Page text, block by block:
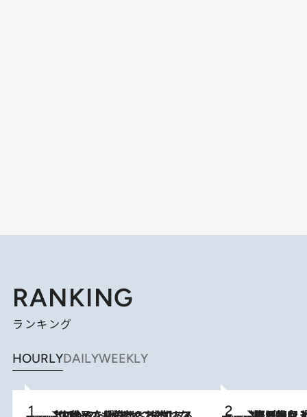
RANKING
ランキング
HOURLYDAILYWEEKLY